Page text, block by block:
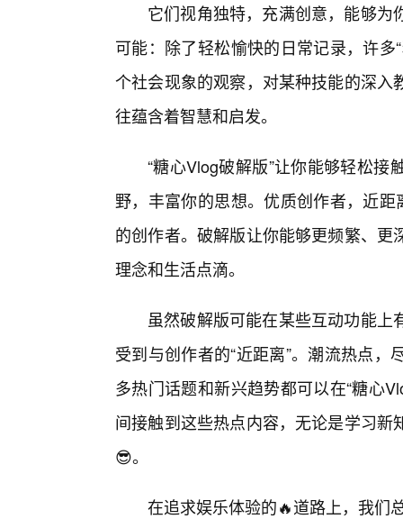
它们视角独特，充满创意，能够
可能：除了轻松愉快的日常记录，许
个社会现象的观察，对某种技能的深
往蕴含着智慧和启发。
“糖心Vlog破解版”让你能够轻松
野，丰富你的思想。优质创作者，近
的创作者。破解版让你能够更频繁、
理念和生活点滴。
虽然破解版可能在某些互动功能
受到与创作者的“近距离”。潮流热点
多热门话题和新兴趋势都可以在“糖心
间接触到这些热点内容，无论是学习
😎。
在追求娱乐体验的🔥道路上，我们